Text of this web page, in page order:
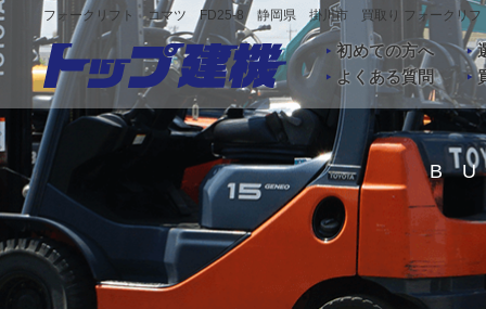
フォークリフト コマツ FD25-8 静岡県 掛川市 買取り フォークリフ
初めての方へ
よくある質問